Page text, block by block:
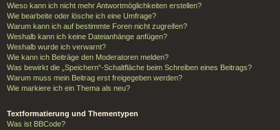
Wieso kann ich nicht mehr Antwortmöglichkeiten erstellen?
Wie bearbeite oder lösche ich eine Umfrage?
Warum kann ich auf bestimmte Foren nicht zugreifen?
Weshalb kann ich keine Dateianhänge anfügen?
Weshalb wurde ich verwarnt?
Wie kann ich Beiträge den Moderatoren melden?
Was bewirkt die „Speichern“-Schaltfläche beim Schreiben eines Beitrags?
Warum muss mein Beitrag erst freigegeben werden?
Wie markiere ich ein Thema als neu?
Textformatierung und Thementypen
Was ist BBCode?